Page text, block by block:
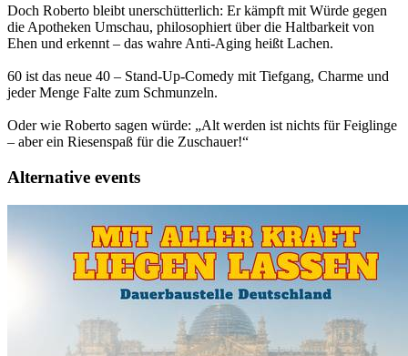
Doch Roberto bleibt unerschütterlich: Er kämpft mit Würde gegen
die Apotheken Umschau, philosophiert über die Haltbarkeit von
Ehen und erkennt – das wahre Anti-Aging heißt Lachen.
60 ist das neue 40 – Stand-Up-Comedy mit Tiefgang, Charme und
jeder Menge Falte zum Schmunzeln.
Oder wie Roberto sagen würde: „Alt werden ist nichts für Feiglinge
– aber ein Riesenspaß für die Zuschauer!“
Alternative events